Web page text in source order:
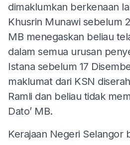
dimaklumkan berkenaan
Khusrin Munawi sebelum
MB menegaskan beliau
dalam semua urusan
Istana sebelum 17
maklumat dari KSN
Ramli dan beliau tidak
Dato’ MB.
Kerajaan Negeri Selangor